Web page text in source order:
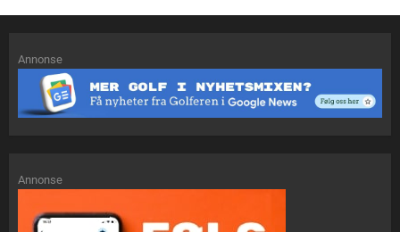
Annonse
Annonse